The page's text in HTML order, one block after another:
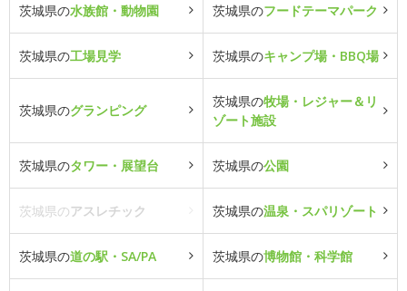
茨城県の水族館・動物園 茨城県のフードテーマパーク
茨城県の工場見学 茨城県のキャンプ場・BBQ場
茨城県のグランピング
茨城県の牧場・レジャー＆リ
ゾート施設
茨城県のタワー・展望台 茨城県の公園
茨城県のアスレチック 茨城県の温泉・スパリゾート
茨城県の道の駅・SA/PA 茨城県の博物館・科学館